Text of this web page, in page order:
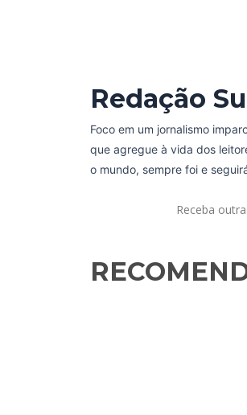
Redação
Foco em um jornalismo
que agregue à vida dos
o mundo, sempre foi e
Receba